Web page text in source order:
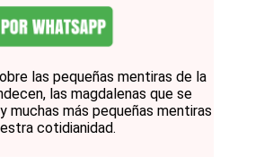
las pequeñas mentiras de la
las magdalenas que se
muchas más pequeñas mentiras
cotidianidad.